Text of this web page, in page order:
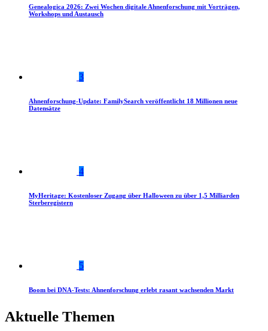
Genealogica 2026: Zwei Wochen digitale Ahnenforschung mit Vorträgen,
Workshops und Austausch
3
Ahnenforschung-Update: FamilySearch veröffentlicht 18 Millionen neue
Datensätze
4
MyHeritage: Kostenloser Zugang über Halloween zu über 1,5 Milliarden
Sterberegistern
5
Boom bei DNA-Tests: Ahnenforschung erlebt rasant wachsenden Markt
Aktuelle Themen